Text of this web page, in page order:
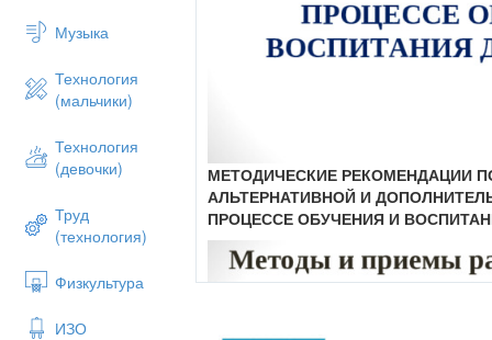
Музыка
Технология
(мальчики)
Технология
(девочки)
Труд
(технология)
Физкультура
ИЗО
МЕТОДИЧЕСКИЕ РЕКОМЕНДАЦИИ
АЛЬТЕРНАТИВНОЙ И
ПРОЦЕССЕ ОБУЧЕНИЯ И